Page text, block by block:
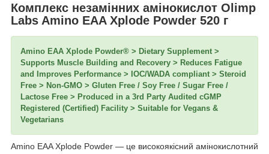
Комплекс незамінних амінокислот Olimp
Labs Amino EAA Xplode Powder 520 г
Amino EAA Xplode Powder® > Dietary Supplement >
Supports Muscle Building and Recovery > Reduces Fatigue
and Improves Performance > IOC/WADA compliant > Steroid
Free > Non-GMO > Gluten Free / Soy Free / Sugar Free /
Lactose Free > Produced in a 3rd Party Audited cGMP
Registered (Certified) Facility > Suitable for Vegans &
Vegetarians
Amino EAA Xplode Powder — це високоякісний амінокислотний